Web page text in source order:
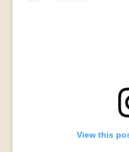
View this